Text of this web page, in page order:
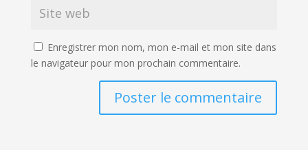
Enregistrer mon nom, mon e-mail et mon site dans
le navigateur pour mon prochain commentaire.